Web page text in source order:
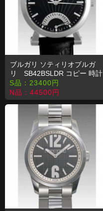
ブルガリ ソティリオブルガ
リ SB42BSLDR コピー 時計
S品： 23400円
N品： 44500円